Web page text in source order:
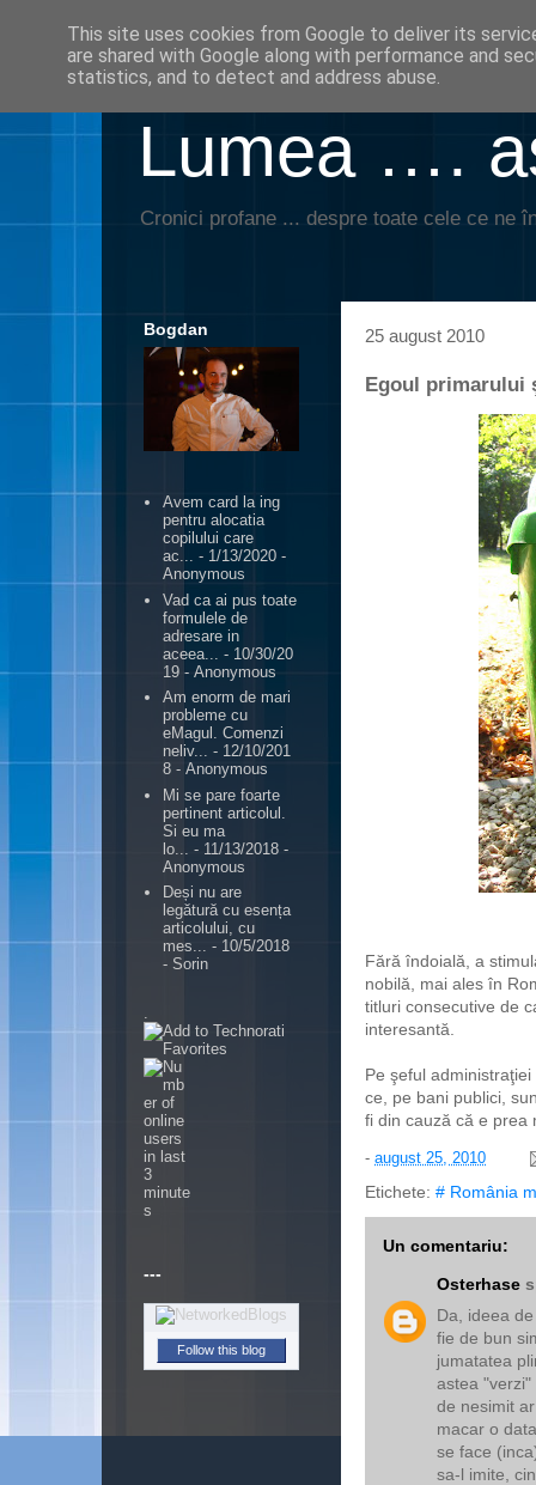
Lumea ….
Cronici profane ... despre toate cele ce ne
25 august 2010
Egoul primarului
Fără îndoială, a
nobilă, mai ales în
titluri consecutive de
interesantă.
Pe şeful
ce, pe bani publici,
fi din cauză că e prea
- august 25, 2010
Etichete: # România
Un comentariu:
Osterhase
Da, ideea
fie de bun
jumatatea
astea
de nesimit
macar o
se face
sa-l imite,
Bogdan
Avem card la ing
pentru alocatia
copilului care
ac... - 1/13/2020 -
Anonymous
Vad ca ai pus toate
formulele de
adresare in
aceea...
- 10/30/20
19 - Anonymous
Am enorm de mari
probleme cu
eMagul. Comenzi
neliv... - 12/10/201
8 - Anonymous
Mi se pare foarte
pertinent articolul.
Si eu ma
lo...
- 11/13/2018 -
Anonymous
Deși nu are
legătură cu esența
articolului, cu
mes... - 10/5/2018
- Sorin
---
Follow this blog
This site uses cookies from Google to deliver its
are shared with Google along with performance and
statistics, and to detect and address abuse.